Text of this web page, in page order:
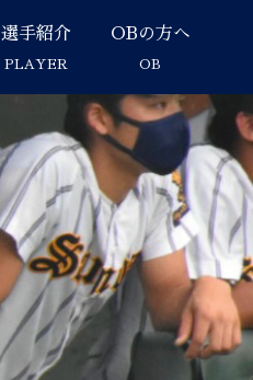
選手紹介
PLAYER
OBの方へ
OB